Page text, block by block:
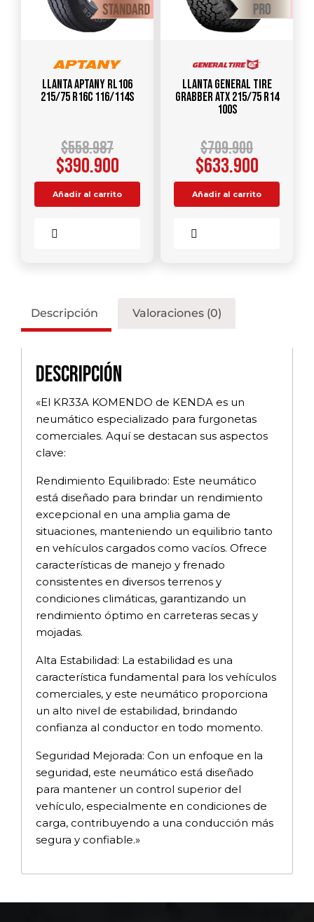
Llanta APTANY RL106
215/75 R16C 116/114S
$558.987
$390.900
Añadir al carrito
Llanta GENERAL TIRE
Grabber ATX 215/75 R14
100S
$709.900
$633.900
Añadir al carrito
Descripción Valoraciones (0)
Descripción
«El KR33A KOMENDO de KENDA es un
neumático especializado para furgonetas
comerciales. Aquí se destacan sus aspectos
clave:
Rendimiento Equilibrado: Este neumático
está diseñado para brindar un rendimiento
excepcional en una amplia gama de
situaciones, manteniendo un equilibrio tanto
en vehículos cargados como vacíos. Ofrece
características de manejo y frenado
consistentes en diversos terrenos y
condiciones climáticas, garantizando un
rendimiento óptimo en carreteras secas y
mojadas.
Alta Estabilidad: La estabilidad es una
característica fundamental para los vehículos
comerciales, y este neumático proporciona
un alto nivel de estabilidad, brindando
confianza al conductor en todo momento.
Seguridad Mejorada: Con un enfoque en la
seguridad, este neumático está diseñado
para mantener un control superior del
vehículo, especialmente en condiciones de
carga, contribuyendo a una conducción más
segura y confiable.»